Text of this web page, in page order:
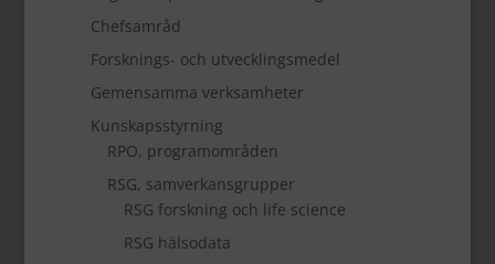
Chefsamråd
Forsknings- och utvecklingsmedel
Gemensamma verksamheter
Kunskapsstyrning
RPO, programområden
RSG, samverkansgrupper
RSG forskning och life science
RSG hälsodata